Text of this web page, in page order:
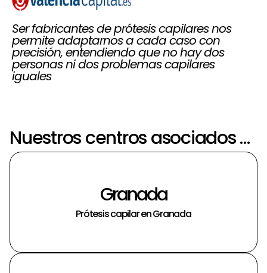
Ser fabricantes de prótesis capilares nos
permite adaptarnos a cada caso con
precisión, entendiendo que no hay dos
personas ni dos problemas capilares
iguales
Nuestros centros asociados más próximos a Almería
Granada
Prótesis capilar en Granada